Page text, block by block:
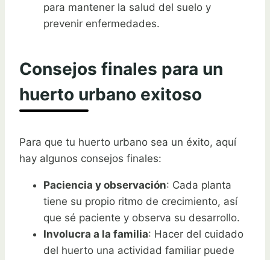
para mantener la salud del suelo y
prevenir enfermedades.
Consejos finales para un
huerto urbano exitoso
Para que tu huerto urbano sea un éxito, aquí
hay algunos consejos finales:
Paciencia y observación: Cada planta
tiene su propio ritmo de crecimiento, así
que sé paciente y observa su desarrollo.
Involucra a la familia: Hacer del cuidado
del huerto una actividad familiar puede